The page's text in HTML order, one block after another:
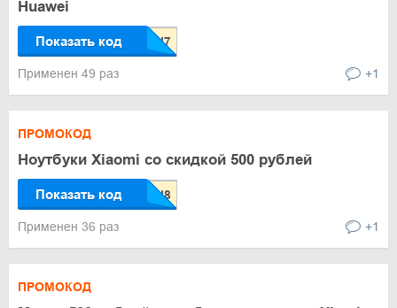
Huawei
Показать код
Применен 49 раз +1
ПРОМОКОД
Ноутбуки Xiaomi со скидкой 500 рублей
Показать код
Применен 36 раз +1
ПРОМОКОД